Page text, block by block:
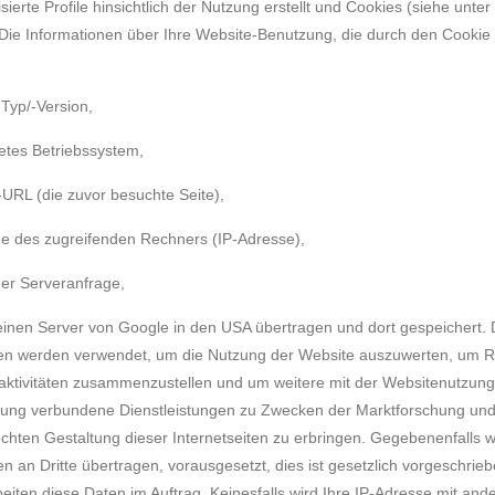
Profile hinsichtlich der Nutzung erstellt und Cookies (siehe unter
Informationen über Ihre Website-Benutzung, die durch den Cookie
Version,
Betriebssystem,
(die zuvor besuchte Seite),
des zugreifenden Rechners (IP-Adresse),
Serveranfrage,
Server von Google in den USA übertragen und dort gespeichert.
werden verwendet, um die Nutzung der Website auszuwerten, um
zusammenzustellen und um weitere mit der
verbundene Dienstleistungen zu Zwecken der Marktforschung und
Gestaltung dieser Internetseiten zu erbringen. Gegebenenfalls
an Dritte übertragen, vorausgesetzt, dies ist gesetzlich